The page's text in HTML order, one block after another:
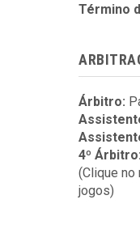
Término
Árbitro:
4º Árbitro:
(Clique
jogos)